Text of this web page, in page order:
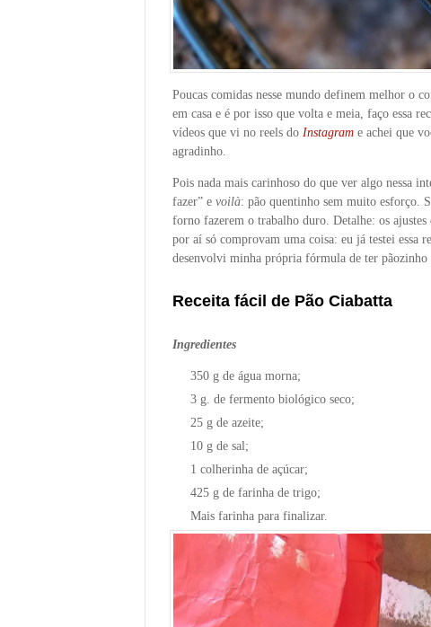
Poucas comidas nesse mundo definem melhor o
em casa e é por isso que volta e meia, faço essa
vídeos que vi no reels do Instagram e achei que
agradinho.
Pois nada mais carinhoso do que ver algo nessa
fazer” e voilà: pão quentinho sem muito esforço.
forno fazerem o trabalho duro. Detalhe: os
por aí só comprovam uma coisa: eu já testei essa
desenvolvi minha própria fórmula de ter pãozinho
Receita fácil de Pão Ciabatta
Ingredientes
350 g de água morna;
3 g. de fermento biológico seco;
25 g de azeite;
10 g de sal;
1 colherinha de açúcar;
425 g de farinha de trigo;
Mais farinha para finalizar.